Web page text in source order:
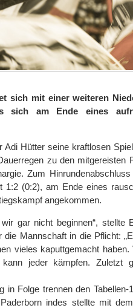
sich mit einer weiteren
sich am Ende eines
Adi Hütter seine kraftlosen
zu den mitgereisten
Zum
1:2 (0:2), am Ende eines
angekommen.
gar nicht beginnen“, stellte
die Mannschaft in die Pflicht:
vieles kaputtgemacht
jeder kämpfen. Zuletzt
in Folge trennen den
indes stellte mit